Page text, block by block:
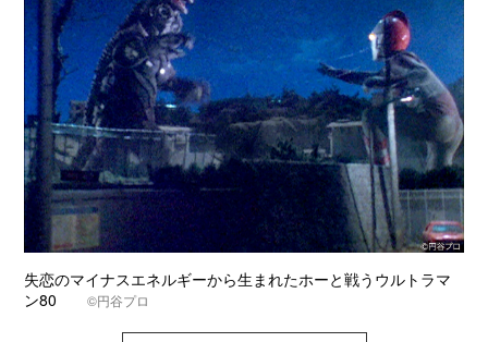
失恋のマイナスエネルギーから生まれたホーと戦うウルトラマ
ン80©円谷プロ